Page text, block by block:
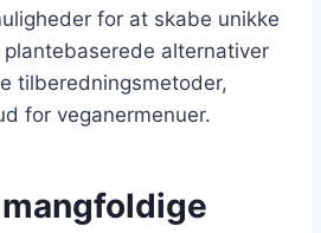
for at skabe unikke
alternativer
tilberedningsmetoder,
for veganermenuer.